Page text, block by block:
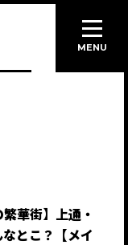
繁華街】上通・
とこ？【メイ
MENU